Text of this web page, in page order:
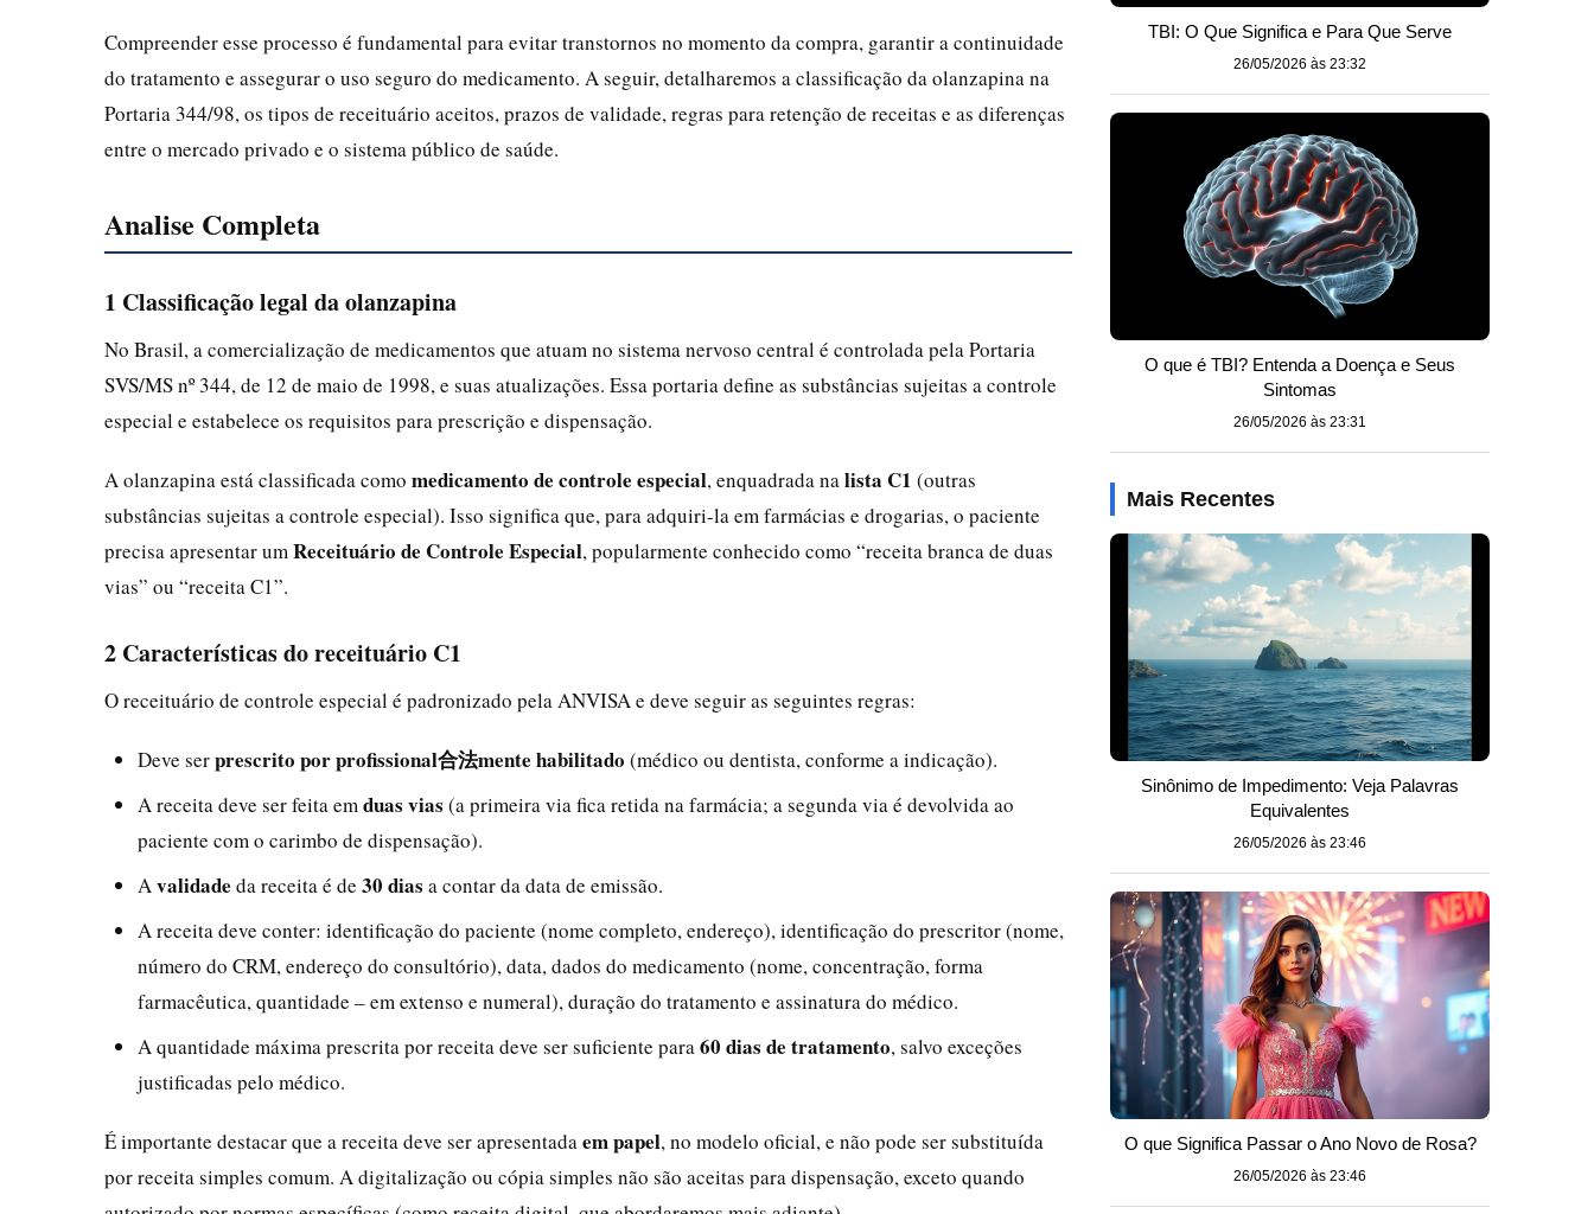
Compreender esse processo é fundamental para evitar transtornos no momento da compra, garantir a continuidade
do tratamento e assegurar o uso seguro do medicamento. A seguir, detalharemos a classificação da olanzapina na
Portaria 344/98, os tipos de receituário aceitos, prazos de validade, regras para retenção de receitas e as diferenças
entre o mercado privado e o sistema público de saúde.
Analise Completa
1 Classificação legal da olanzapina
No Brasil, a comercialização de medicamentos que atuam no sistema nervoso central é controlada pela Portaria
SVS/MS nº 344, de 12 de maio de 1998, e suas atualizações. Essa portaria define as substâncias sujeitas a controle
especial e estabelece os requisitos para prescrição e dispensação.
A olanzapina está classificada como medicamento de controle especial, enquadrada na lista C1 (outras
substâncias sujeitas a controle especial). Isso significa que, para adquiri-la em farmácias e drogarias, o paciente
precisa apresentar um Receituário de Controle Especial, popularmente conhecido como “receita branca de duas
vias” ou “receita C1”.
2 Características do receituário C1
O receituário de controle especial é padronizado pela ANVISA e deve seguir as seguintes regras:
Deve serprescrito por profissional合法mente habilitado (médico ou dentista, conforme a indicação).
A receita deve ser feita em duas vias (a primeira via fica retida na farmácia; a segunda via é devolvida ao
paciente com o carimbo de dispensação).
A validade da receita é de 30 dias a contar da data de emissão.
A receita deve conter: identificação do paciente (nome completo, endereço), identificação do prescritor (nome,
número do CRM, endereço do consultório), data, dados do medicamento (nome, concentração, forma
farmacêutica, quantidade – em extenso e numeral), duração do tratamento e assinatura do médico.
A quantidade máxima prescrita por receita deve ser suficiente para 60 dias de tratamento, salvo exceções
justificadas pelo médico.
É importante destacar que a receita deve ser apresentada em papel, no modelo oficial, e não pode ser substituída
por receita simples comum. A digitalização ou cópia simples não são aceitas para dispensação, exceto quando
TBI: O Que Significa e Para Que Serve
26/05/2026 às 23:32
O que é TBI? Entenda a Doença e Seus
Sintomas
26/05/2026 às 23:31
Mais Recentes
Sinônimo de Impedimento: Veja Palavras
Equivalentes
26/05/2026 às 23:46
O que Significa Passar o Ano Novo de Rosa?
26/05/2026 às 23:46